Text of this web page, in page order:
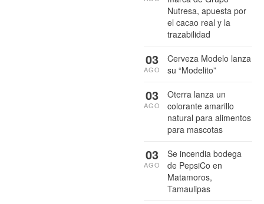
Nutresa, apuesta por
el cacao real y la
trazabilidad
Cerveza Modelo lanza
su “Modelito”
03
AGO
Oterra lanza un
colorante amarillo
natural para alimentos
para mascotas
03
AGO
Se incendia bodega
de PepsiCo en
Matamoros,
Tamaulipas
03
AGO